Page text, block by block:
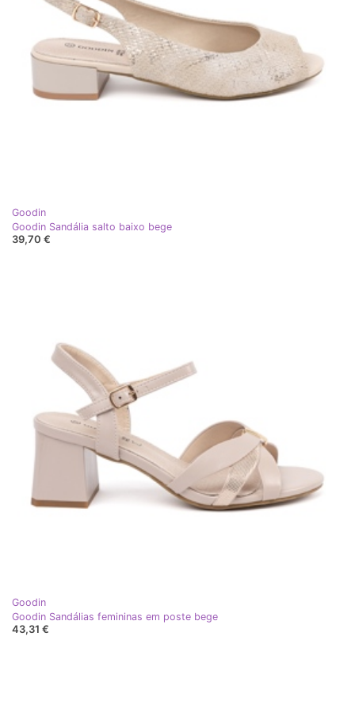
Goodin
Goodin Sandália salto baixo bege
39,70 €
Goodin
Goodin Sandálias femininas em poste bege
43,31 €